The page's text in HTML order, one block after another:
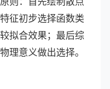
征初步选择函数类
拟合效果；最后综
理意义做出选择。